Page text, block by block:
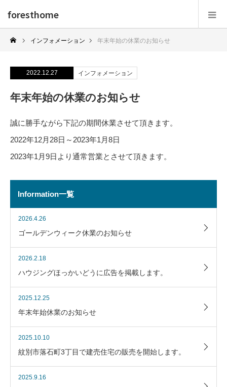
foresthome
インフォメーション 年末年始の休業のお知らせ
2022.12.27 インフォメーション
年末年始の休業のお知らせ
誠に勝手ながら下記の期間休業させて頂きます。
2022年12月28日～2023年1月8日
2023年1月9日より通常営業とさせて頂きます。
Information一覧
2026.4.26
ゴールデンウィーク休業のお知らせ
2026.2.18
ハウジングほっかいどうに広告を掲載します。
2025.12.25
年末年始休業のお知らせ
2025.10.10
紋別市落石町3丁目で建売住宅の販売を開始します。
2025.9.16